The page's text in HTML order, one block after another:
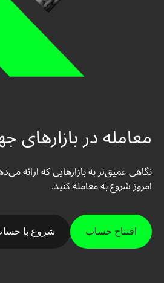
معامله در بازارهای
نگاهی عمیق‌تر به بازارهایی که ارائه
امروز شروع به معامله کنید.
افتتاح حساب شروع با